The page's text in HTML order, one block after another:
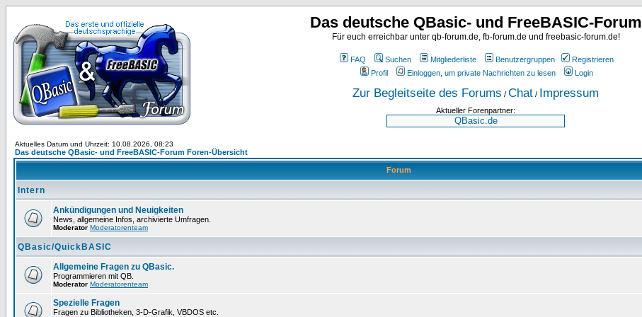
Das deutsche QBasic- und FreeBASIC-Forum
Für euch erreichbar unter qb-forum.de, fb-forum.de und freebasic-forum.de!
FAQ Suchen Mitgliederliste Benutzergruppen
Registrieren
Profil
Einloggen, um private Nachrichten zu lesen Login
Zur Begleitseite des Forums / Chat / Impressum
Aktueller Forenpartner:
Aktuelles Datum und Uhrzeit: 10.08.2026, 08:23
Das deutsche QBasic- und FreeBASIC-Forum Foren-Übersicht
Forum
Intern
Ankündigungen und Neuigkeiten
News, allgemeine Infos, archivierte Umfragen.
Moderator Moderatorenteam
QBasic/QuickBASIC
Allgemeine Fragen zu QBasic.
Programmieren mit QB.
Moderator Moderatorenteam
Spezielle Fragen
Fragen zu Bibliotheken, 3-D-Grafik, VBDOS etc.